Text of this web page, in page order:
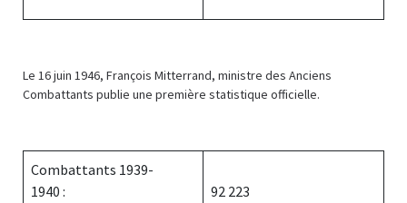
Le 16 juin 1946, François Mitterrand, ministre des Anciens
Combattants publie une première statistique officielle.
Combattants 1939-
1940 :
92 223